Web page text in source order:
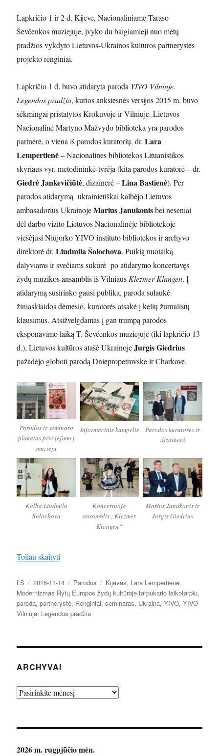
Lapkričio 1 ir 2 d. Kijeve, Nacionaliniame Taraso
Ševčenkos muziejuje, įvyko du baigiamieji nuo metų
pradžios vykdyto Lietuvos-Ukrainos kultūros partnerystės
projekto renginiai.
Lapkričio 1 d. buvo atidaryta paroda YIVO Vilniuje.
Legendos pradžia, kurios ankstesnės versijos 2015 m. buvo
sėkmingai pristatytos Krokuvoje ir Vilniuje. Lietuvos
Nacionalinė Martyno Mažvydo biblioteka yra parodos
partnerė, o viena iš parodos kuratorių, dr.Lara
Lempertienė– Nacionalinės bibliotekos Lituanistikos
skyriaus vyr. metodininkė-tyrėja (kita parodos kuratorė – dr.
Giedrė Jankevičiūtė, dizainerė –Lina Bastienė). Per
parodos atidarymą ukrainietiškai kalbėjo Lietuvos
ambasadorius UkrainojeMarius Janukonisbei neseniai
dėl darbo vizito Lietuvos Nacionalinėje bibliotekoje
viešėjusi Niujorko YIVO instituto bibliotekos ir archyvo
direktorė dr.Liudmila Šolochova. Puikią nuotaiką
dalyviams ir svečiams sukūrė po atidarymo koncertavęs
žydų muzikos ansamblis iš Vilniaus Klezmer Klangen. Į
atidarymą susirinko gausi publika, paroda sulaukė
žiniasklaidos dėmesio, kuratorės atsakė į kelių žurnalistų
klausimus. Atsižvelgdamas į gan trumpą parodos
eksponavimo laiką T. Ševčenkos muziejuje (iki lapkričio 13
d.), Lietuvos kultūros atašė UkrainojeJurgis Giedrius
pažadėjo globoti parodą Dniepropetrovske ir Charkove.
Parodos ir seminaro
plakatas prie įėjimo į
muziejų
Informacinis kampelis
Parodos kuratorės ir
dizainerė
Kalba Liudmila
Šolochova
Koncertuoja
ansamblis „Klezmer
Klangen“
Marius Janukonis ir
Jurgis Giedrius
Toliau skaityti
Autorius
LS Paskelbta
2016-11-14 Kategorijos
Parodos Žymos
Kijevas, Lara Lempertienė,
Modernizmas Rytų Europos žydų kultūroje tarpukario laikotarpiu,
paroda,partnerystė, Renginiai,seminaras, Ukraina,YIVO,YIVO
Vilniuje. Legendos pradžia
ARCHYVAI
Archyvai
2026 m. rugpjūčio mėn.